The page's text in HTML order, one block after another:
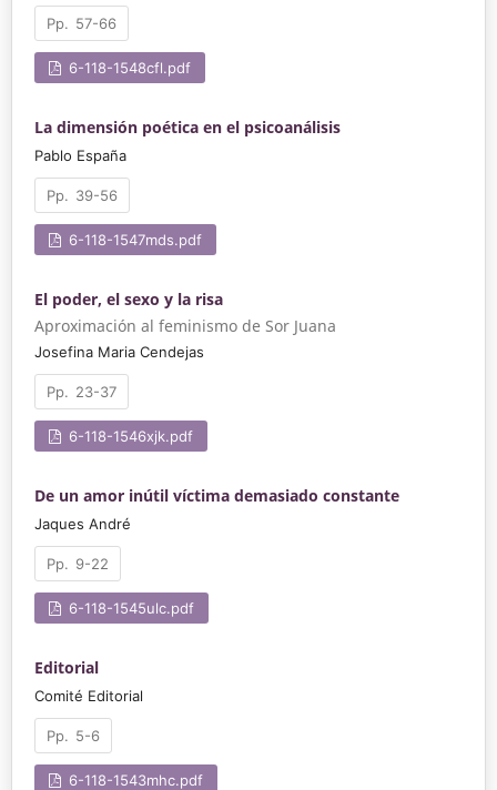
57-66
6-118-1548cfl.pdf
La dimensión poética en el psicoanálisis
Pablo España
39-56
6-118-1547mds.pdf
El poder, el sexo y la risa
Aproximación al feminismo de Sor Juana
Josefina Maria Cendejas
23-37
6-118-1546xjk.pdf
De un amor inútil víctima demasiado constante
Jaques André
9-22
6-118-1545ulc.pdf
Editorial
Comité Editorial
5-6
6-118-1543mhc.pdf